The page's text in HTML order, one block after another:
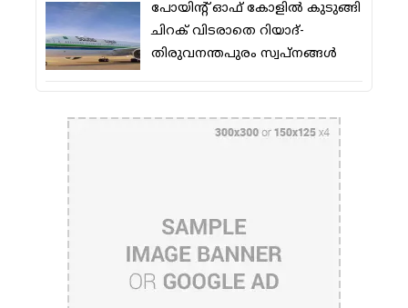
പോയിന്റ് ഓഫ് കോളില്‍ കുടുങ്ങി
ചിറക് വിടരാതെ റിയാദ്-
തിരുവനന്തപുരം സ്വപ്നങ്ങള്‍